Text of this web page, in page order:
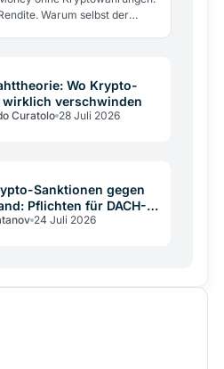
Warum selbst der
Wo Krypto-
wirklich verschwinden
Curatolo 28 Juli 2026
Sanktionen gegen
Pflichten für DACH-
24 Juli 2026